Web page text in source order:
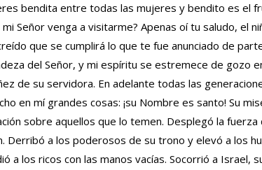
eres bendita entre todas las mujeres y bendito es el
Señor venga a visitarme? Apenas oí tu saludo, el
que se cumplirá lo que te fue anunciado de
del Señor, y mi espíritu se estremece de gozo
de su servidora. En adelante todas las
en mí grandes cosas: ¡su Nombre es santo! Su
sobre aquellos que lo temen. Desplegó la
Derribó a los poderosos de su trono y elevó a los
a los ricos con las manos vacías. Socorrió a Israel,